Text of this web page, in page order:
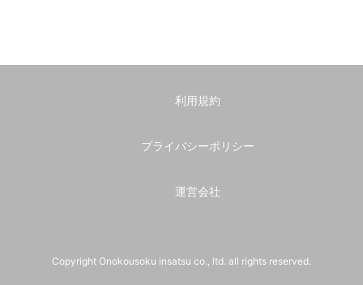
利用規約
プライバシーポリシー
運営会社
Copyright Onokousoku insatsu co., ltd. all rights reserved.